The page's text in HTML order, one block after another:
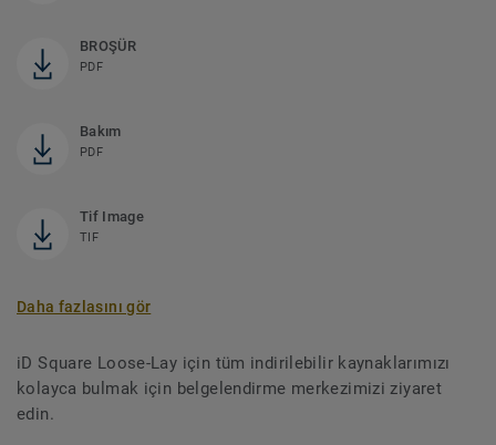
BROŞÜR
PDF
Bakım
PDF
Tif Image
TIF
Daha fazlasını gör
iD Square Loose-Lay için tüm indirilebilir kaynaklarımızı
kolayca bulmak için belgelendirme merkezimizi ziyaret
edin.